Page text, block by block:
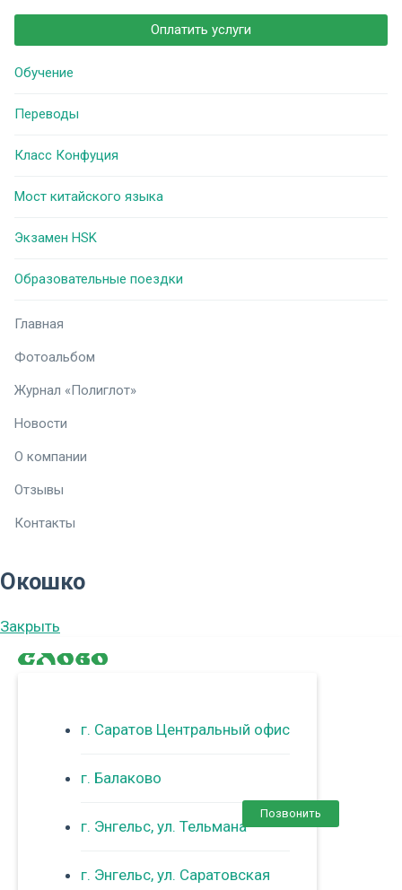
Оплатить услуги
Обучение
Переводы
Класс Конфуция
Мост китайского языка
Экзамен HSK
Образовательные поездки
Главная
Фотоальбом
Журнал «Полиглот»
Новости
О компании
Отзывы
Контакты
Окошко
Закрыть
Позвонить
г. Саратов Центральный офис
г. Балаково
г. Энгельс, ул. Тельмана
г. Энгельс, ул. Саратовская